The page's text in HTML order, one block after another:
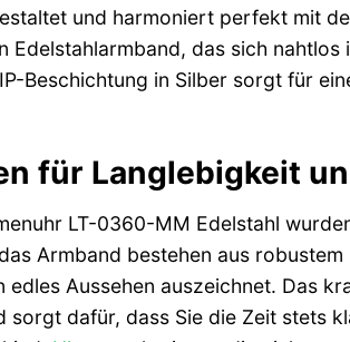
und harmoniert perfekt mit
das sich
Beschichtung in Silber sorgt für
für Langlebigkeit
LT-0360-MM Edelstahl
Armband bestehen aus
edles Aussehen auszeichnet. Das
dafür, dass Sie die Zeit stets